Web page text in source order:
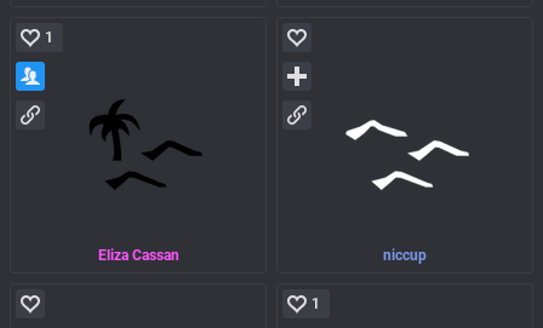
Eliza Cassan
1
niccup
1